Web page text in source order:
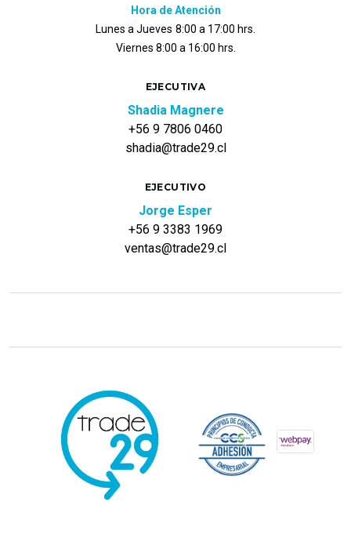
Hora de Atención
Lunes a Jueves 8:00 a 17:00 hrs.
Viernes 8:00 a 16:00 hrs.
EJECUTIVA
Shadia Magnere
+56 9 7806 0460
shadia@trade29.cl
EJECUTIVO
Jorge Esper
+56 9 3383 1969
ventas@trade29.cl